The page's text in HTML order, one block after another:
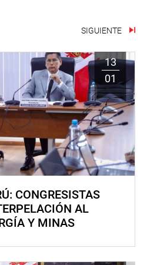
SIGUIENTE
13
01
CONGRESISTAS
AL
Y MINAS